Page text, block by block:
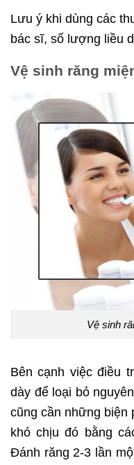
Lưu ý khi dùng các
bác sĩ, số lượng liều
Vệ sinh răng
Vệ sinh
Bên cạnh việc điều
dày để loại bỏ
cũng cần những biện
khó chịu đó bằng
Đánh răng 2-3 lần